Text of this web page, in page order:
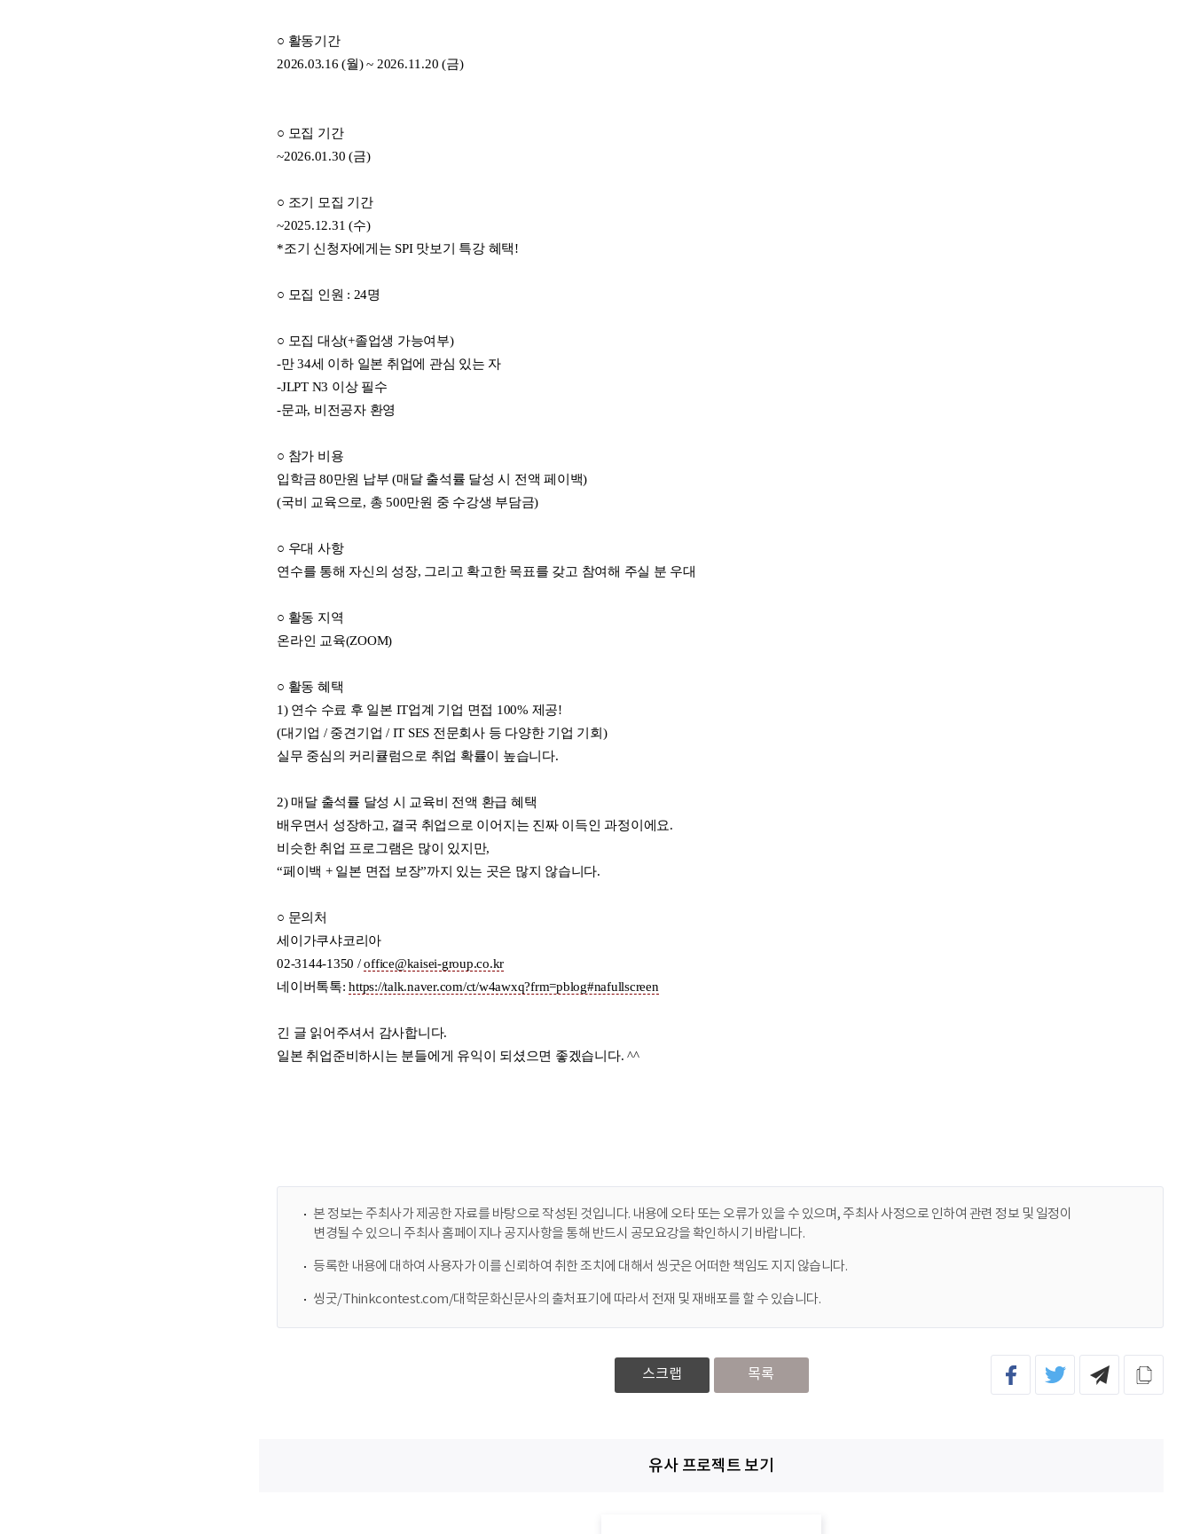
본 정보는 주최사가 제공한 자료를 바탕으로 작성된 것입니다. 내용에 오타 또는 오류가 있을 수 있으며, 주최사 사정으로 인하여 관련 정보 및 일정이
변경될 수 있으니 주최사 홈페이지나 공지사항을 통해 반드시 공모요강을 확인하시기 바랍니다.
등록한 내용에 대하여 사용자가 이를 신뢰하여 취한 조치에 대해서 씽굿은 어떠한 책임도 지지 않습니다.
씽굿/Thinkcontest.com/대학문화신문사의 출처표기에 따라서 전재 및 재배포를 할 수 있습니다.
스크랩 목록
유사 프로젝트 보기